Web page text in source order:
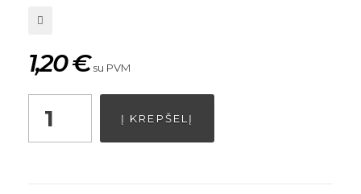
1,20€ su PVM
Į KREPŠELĮ